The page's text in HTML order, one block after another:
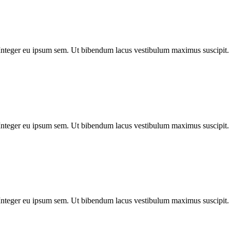
eu ipsum sem. Ut bibendum lacus vestibulum maximus
eu ipsum sem. Ut bibendum lacus vestibulum maximus
eu ipsum sem. Ut bibendum lacus vestibulum maximus